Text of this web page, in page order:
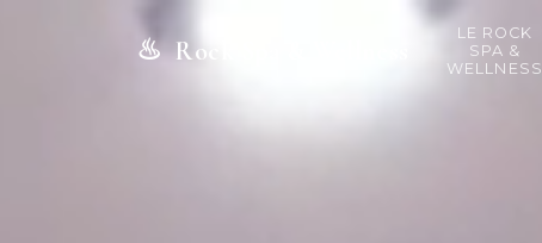
♨ Rock Spa & Wellness
LE ROCK
SPA &
WELLNESS